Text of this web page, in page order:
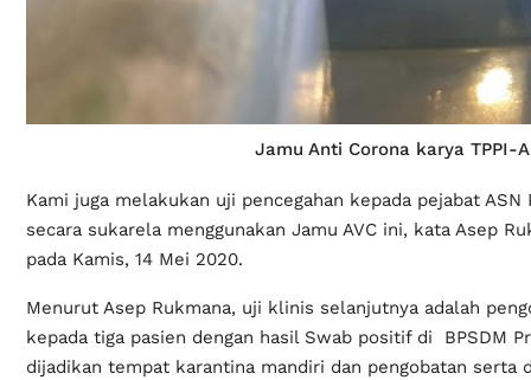
Jamu Anti Corona karya TPPI-
Kami juga melakukan uji pencegahan kepada pejabat ASN
secara sukarela menggunakan Jamu AVC ini, kata Asep
pada Kamis, 14 Mei 2020.
Menurut Asep Rukmana, uji klinis selanjutnya adalah
kepada tiga pasien dengan hasil Swab positif di BPSDM
dijadikan tempat karantina mandiri dan pengobatan serta